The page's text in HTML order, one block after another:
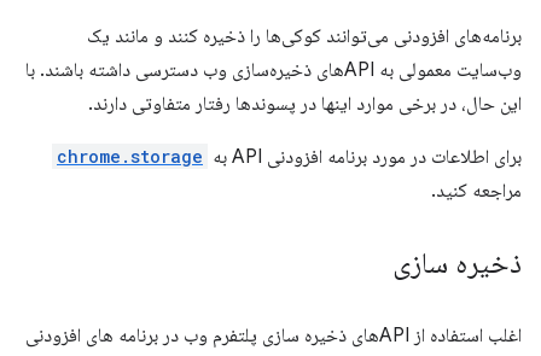
برنامه‌های افزودنی می‌توانند کوکی‌ها را ذخیره کنند و مانند یک
وب‌سایت معمولی به APIهای ذخیره‌سازی وب دسترسی داشته باشند. با
این حال، در برخی موارد اینها در پسوندها رفتار متفاوتی دارند.
برای اطلاعات در مورد برنامه افزودنی API به chrome.storage
مراجعه کنید.
ذخیره سازی
اغلب استفاده از APIهای ذخیره سازی پلتفرم وب در برنامه های افزودنی